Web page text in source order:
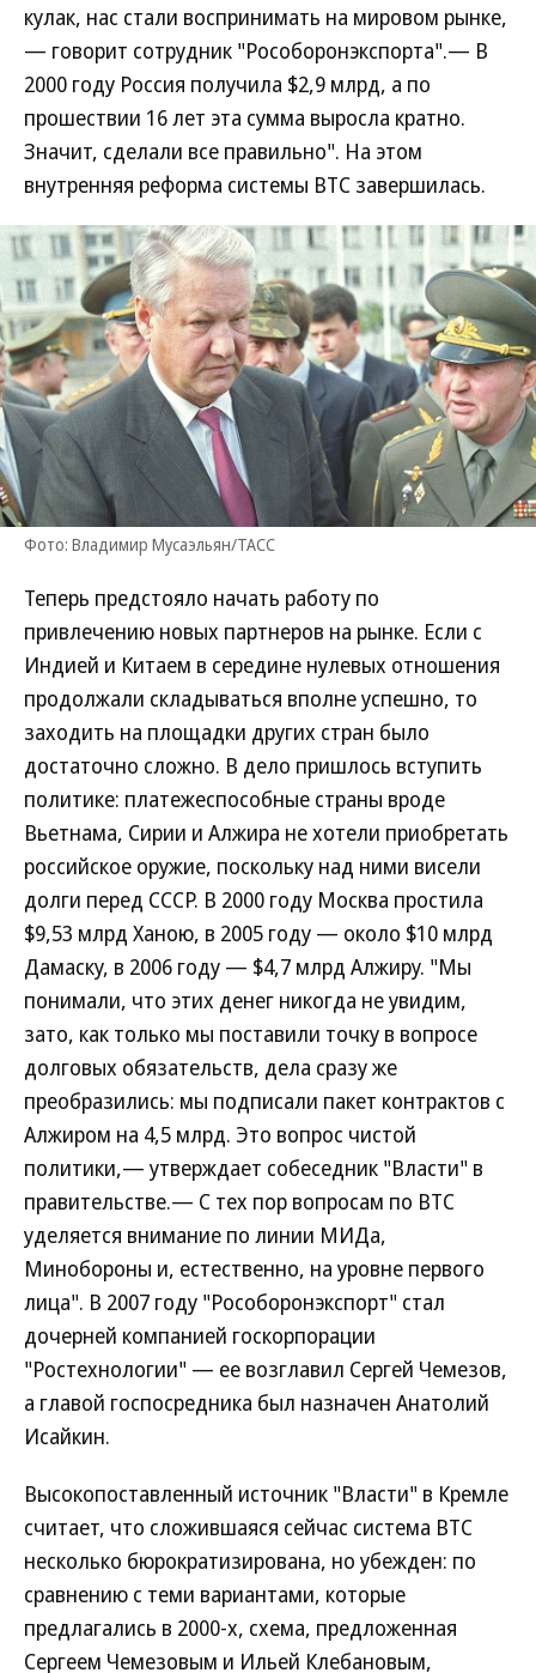
кулак, нас стали воспринимать на мировом рынке,
— говорит сотрудник "Рособоронэкспорта".— В
2000 году Россия получила $2,9 млрд, а по
прошествии 16 лет эта сумма выросла кратно.
Значит, сделали все правильно". На этом
внутренняя реформа системы ВТС завершилась.
Фото: Владимир Мусаэльян/ТАСС
Теперь предстояло начать работу по
привлечению новых партнеров на рынке. Если с
Индией и Китаем в середине нулевых отношения
продолжали складываться вполне успешно, то
заходить на площадки других стран было
достаточно сложно. В дело пришлось вступить
политике: платежеспособные страны вроде
Вьетнама, Сирии и Алжира не хотели приобретать
российское оружие, поскольку над ними висели
долги перед СССР. В 2000 году Москва простила
$9,53 млрд Ханою, в 2005 году — около $10 млрд
Дамаску, в 2006 году — $4,7 млрд Алжиру. "Мы
понимали, что этих денег никогда не увидим,
зато, как только мы поставили точку в вопросе
долговых обязательств, дела сразу же
преобразились: мы подписали пакет контрактов с
Алжиром на 4,5 млрд. Это вопрос чистой
политики,— утверждает собеседник "Власти" в
правительстве.— С тех пор вопросам по ВТС
уделяется внимание по линии МИДа,
Минобороны и, естественно, на уровне первого
лица". В 2007 году "Рособоронэкспорт" стал
дочерней компанией госкорпорации
"Ростехнологии" — ее возглавил Сергей Чемезов,
а главой госпосредника был назначен Анатолий
Исайкин.
Высокопоставленный источник "Власти" в Кремле
считает, что сложившаяся сейчас система ВТС
несколько бюрократизирована, но убежден: по
сравнению с теми вариантами, которые
предлагались в 2000-х, схема, предложенная
Сергеем Чемезовым и Ильей Клебановым,